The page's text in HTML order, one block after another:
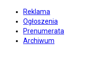
Reklama
Ogłoszenia
Prenumerata
Archiwum